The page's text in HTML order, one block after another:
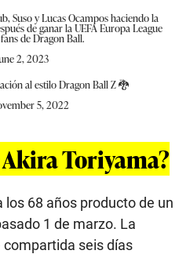
Suso y Lucas Ocampos haciendo la
de ganar la UEFA Europa League
de Dragon Ball.
2, 2023
al estilo Dragon Ball Z 🐉
5, 2022
Toriyama?
68 años producto de un
1 de marzo. La
seis días